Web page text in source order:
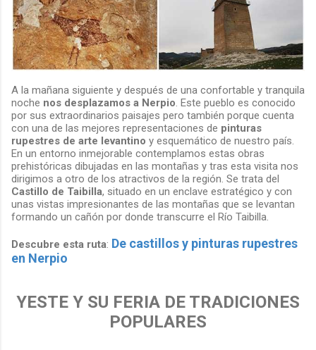
A la mañana siguiente y después de una confortable y tranquila
noche nos desplazamos a Nerpio. Este pueblo es conocido
por sus extraordinarios paisajes pero también porque cuenta
con una de las mejores representaciones de pinturas
rupestres de arte levantino y esquemático de nuestro país.
En un entorno inmejorable contemplamos estas obras
prehistóricas dibujadas en las montañas y tras esta visita nos
dirigimos a otro de los atractivos de la región. Se trata del
Castillo de Taibilla, situado en un enclave estratégico y con
unas vistas impresionantes de las montañas que se levantan
formando un cañón por donde transcurre el Río Taibilla.
Descubre esta ruta: De castillos y pinturas rupestres
en Nerpio
YESTE Y SU FERIA DE TRADICIONES
POPULARES